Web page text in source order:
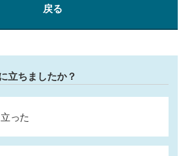
戻る
立ちましたか？
った